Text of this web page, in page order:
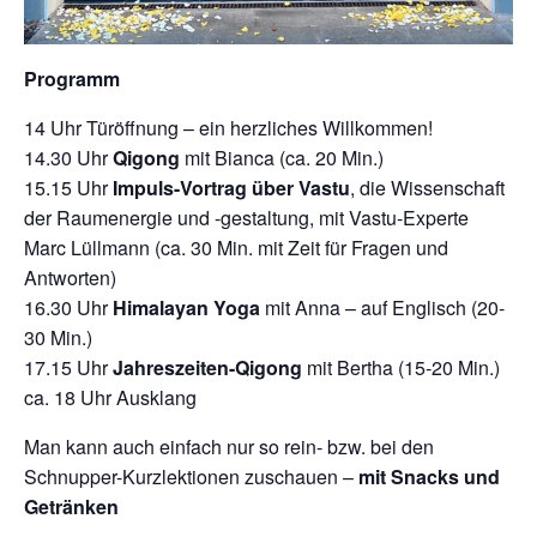
Programm
14 Uhr Türöffnung – ein herzliches Willkommen!
14.30 UhrQigong mit Bianca (ca. 20 Min.)
15.15 UhrImpuls-Vortrag über Vastu, die Wissenschaft
der Raumenergie und -gestaltung, mit Vastu-Experte
Marc Lüllmann (ca. 30 Min. mit Zeit für Fragen und
Antworten)
16.30 UhrHimalayan Yoga mit Anna – auf Englisch (20-
30 Min.)
17.15 UhrJahreszeiten-Qigong mit Bertha (15-20 Min.)
ca. 18 Uhr Ausklang
Man kann auch einfach nur so rein- bzw. bei den
Schnupper-Kurzlektionen zuschauen – mit Snacks und
Getränken